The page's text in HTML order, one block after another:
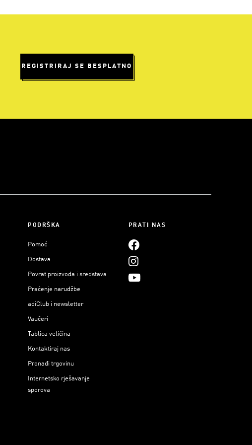
REGISTRIRAJ SE BESPLATNO
PODRŠKA
Pomoć
Dostava
Povrat proizvoda i sredstava
Praćenje narudžbe
adiClub i newsletter
Vaučeri
Tablica veličina
Kontaktiraj nas
Pronađi trgovinu
Internetsko rješavanje
sporova
PRATI NAS